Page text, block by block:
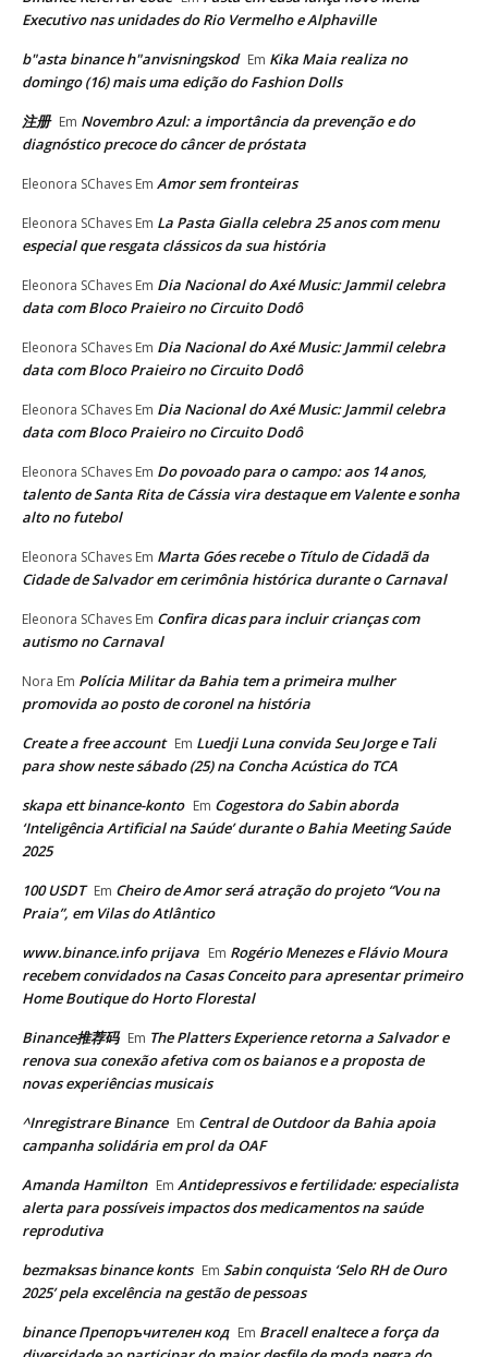
Executivo nas unidades do Rio Vermelho e Alphaville
b"asta binance h"anvisningskod Em Kika Maia realiza no
domingo (16) mais uma edição do Fashion Dolls
注册 Em Novembro Azul: a importância da prevenção e do
diagnóstico precoce do câncer de próstata
Eleonora SChaves Em Amor sem fronteiras
Eleonora SChaves Em La Pasta Gialla celebra 25 anos com menu
especial que resgata clássicos da sua história
Eleonora SChaves Em Dia Nacional do Axé Music: Jammil celebra
data com Bloco Praieiro no Circuito Dodô
Eleonora SChaves Em Dia Nacional do Axé Music: Jammil celebra
data com Bloco Praieiro no Circuito Dodô
Eleonora SChaves Em Dia Nacional do Axé Music: Jammil celebra
data com Bloco Praieiro no Circuito Dodô
Eleonora SChaves Em Do povoado para o campo: aos 14 anos,
talento de Santa Rita de Cássia vira destaque em Valente e sonha
alto no futebol
Eleonora SChaves Em Marta Góes recebe o Título de Cidadã da
Cidade de Salvador em cerimônia histórica durante o Carnaval
Eleonora SChaves Em Confira dicas para incluir crianças com
autismo no Carnaval
Nora Em Polícia Militar da Bahia tem a primeira mulher
promovida ao posto de coronel na história
Create a free account Em Luedji Luna convida Seu Jorge e Tali
para show neste sábado (25) na Concha Acústica do TCA
skapa ett binance-konto Em Cogestora do Sabin aborda
‘Inteligência Artificial na Saúde’ durante o Bahia Meeting Saúde
2025
100 USDT Em Cheiro de Amor será atração do projeto “Vou na
Praia”, em Vilas do Atlântico
www.binance.info prijava Em Rogério Menezes e Flávio Moura
recebem convidados na Casas Conceito para apresentar primeiro
Home Boutique do Horto Florestal
Binance推荐码 Em The Platters Experience retorna a Salvador e
renova sua conexão afetiva com os baianos e a proposta de
novas experiências musicais
^Inregistrare Binance Em Central de Outdoor da Bahia apoia
campanha solidária em prol da OAF
Amanda Hamilton Em Antidepressivos e fertilidade: especialista
alerta para possíveis impactos dos medicamentos na saúde
reprodutiva
bezmaksas binance konts Em Sabin conquista ‘Selo RH de Ouro
2025’ pela excelência na gestão de pessoas
binance Препоръчителен код Em Bracell enaltece a força da